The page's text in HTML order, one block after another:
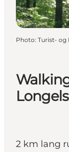
2 km lang
Photo: Turist- og